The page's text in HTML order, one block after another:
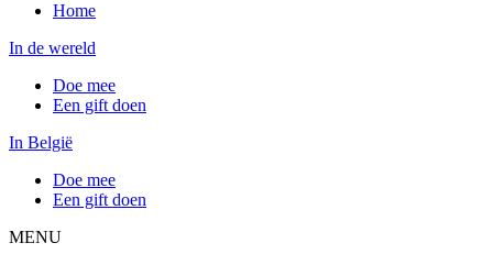
Home
In de wereld
Doe mee
Een gift doen
In België
Doe mee
Een gift doen
MENU